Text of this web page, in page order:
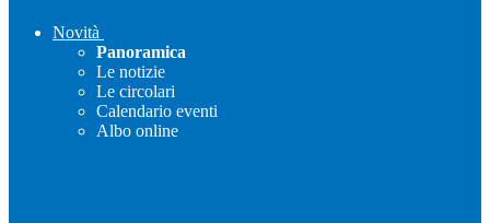
Novità
Panoramica
Le notizie
Le circolari
Calendario eventi
Albo online